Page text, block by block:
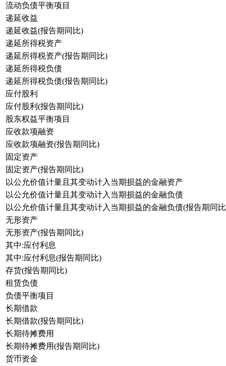
流动负债平衡项目
递延收益
递延收益(报告期同比)
递延所得税资产
递延所得税资产(报告期同比)
递延所得税负债
递延所得税负债(报告期同比)
应付股利
应付股利(报告期同比)
股东权益平衡项目
应收款项融资
应收款项融资(报告期同比)
固定资产
固定资产(报告期同比)
以公允价值计量且其变动计入当期损益的金融资产
以公允价值计量且其变动计入当期损益的金融负债
以公允价值计量且其变动计入当期损益的金融负债(报告期同
无形资产
无形资产(报告期同比)
其中:应付利息
其中:应付利息(报告期同比)
存货(报告期同比)
租赁负债
负债平衡项目
长期借款
长期借款(报告期同比)
长期待摊费用
长期待摊费用(报告期同比)
货币资金